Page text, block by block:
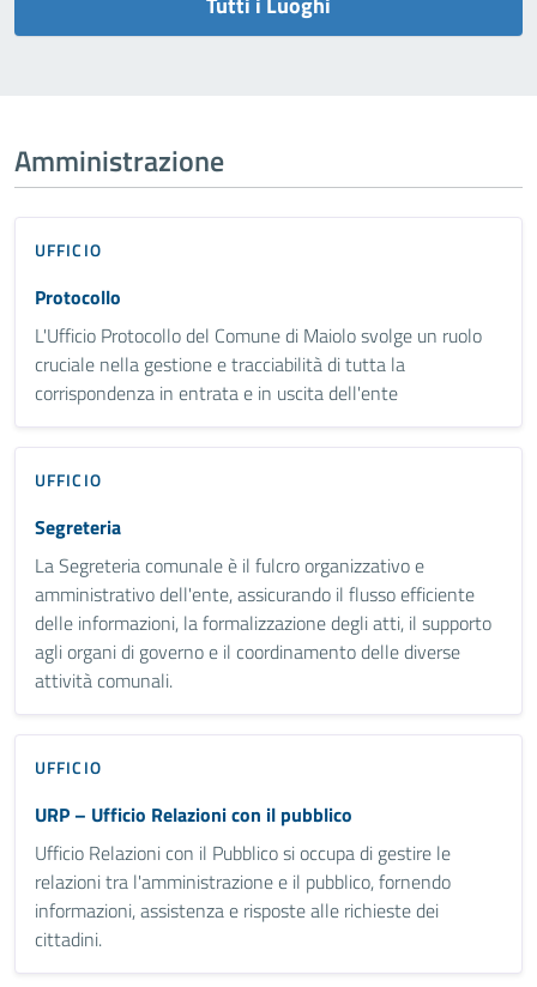
Amministrazione
UFFICIO
Protocollo
L'Ufficio Protocollo del Comune di Maiolo svolge un ruolo
cruciale nella gestione e tracciabilità di tutta la
corrispondenza in entrata e in uscita dell'ente
UFFICIO
Segreteria
La Segreteria comunale è il fulcro organizzativo e
amministrativo dell'ente, assicurando il flusso efficiente
delle informazioni, la formalizzazione degli atti, il supporto
agli organi di governo e il coordinamento delle diverse
attività comunali.
UFFICIO
URP – Ufficio Relazioni con il pubblico
Ufficio Relazioni con il Pubblico si occupa di gestire le
relazioni tra l'amministrazione e il pubblico, fornendo
informazioni, assistenza e risposte alle richieste dei
cittadini.